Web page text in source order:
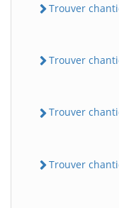
Trouver
Trouver
Trouver
Trouver